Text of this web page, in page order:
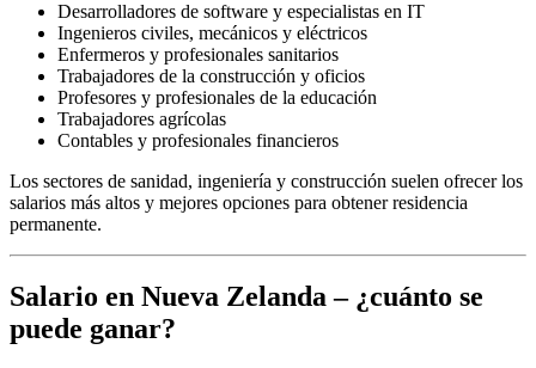
Desarrolladores de software y especialistas en IT
Ingenieros civiles, mecánicos y eléctricos
Enfermeros y profesionales sanitarios
Trabajadores de la construcción y oficios
Profesores y profesionales de la educación
Trabajadores agrícolas
Contables y profesionales financieros
Los sectores de sanidad, ingeniería y construcción suelen ofrecer los
salarios más altos y mejores opciones para obtener residencia
permanente.
Salario en Nueva Zelanda – ¿cuánto se
puede ganar?